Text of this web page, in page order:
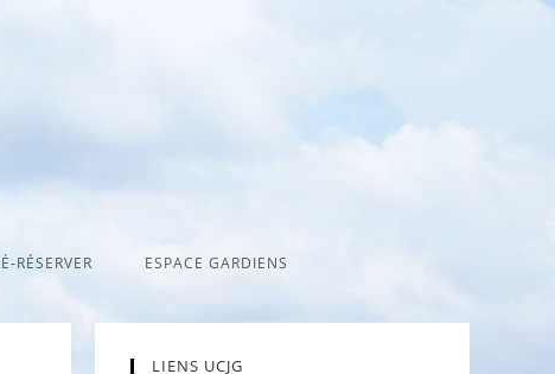
RÉSERVER ESPACE GARDIENS
LIENS UCJG